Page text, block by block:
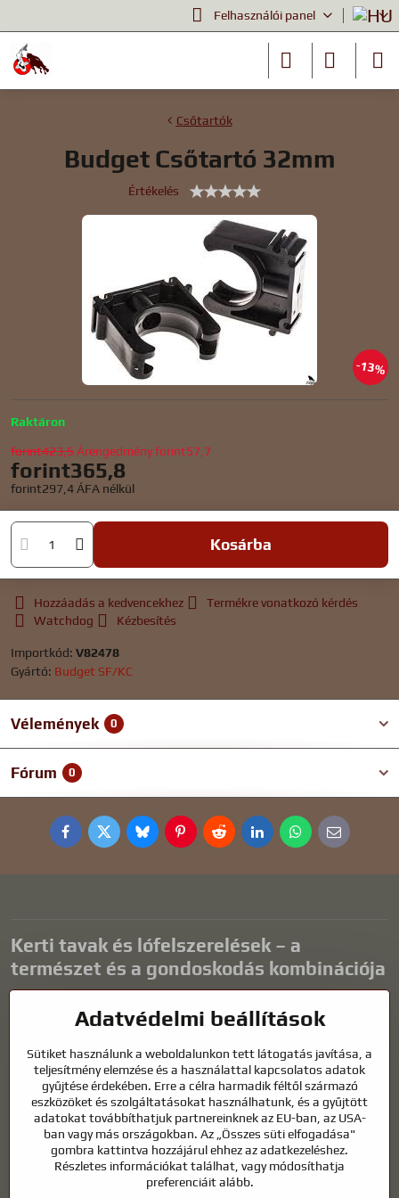
Felhasználói panel
13%
Csőtartók
Budget Csőtartó 32mm
Értékelés
Raktáron
forint423,5 Árengedményforint57,7
forint365,8
forint297,4 ÁFA nélkül
Kosárba
Hozzáadás a kedvencekhez
Termékre vonatkozó kérdés
Watchdog
Kézbesítés
Importkód: V82478
Gyártó: Budget SF/KC
Vélemények 0
Fórum 0
FacebookTwitterBlueskyPinterestRedditLinkedInWhatsApp
E-
mail
Kerti tavak és lófelszerelések – a
természet és a gondoskodás kombinációja
harmonikus környezetet teremtenek a kikapcsolódáshoz és a vízi
karbantartás kulcsfontosságú a tiszta vízhez és az egészséges
tóhoz egész évben. Ugyanilyen fontos az életünk részét képező
állatok gondozása is.
A lovaknak kiváló minőségű lovaglófelszerelésre, megfelelő
táplálkozásra és felelősségteljes gondoskodásra van szükségük
ahhoz, hogy egészségesek, erősek és elégedettek legyenek. Legyen
szó lovasok, tenyésztők vagy természetkedvelők felszereléséről, a cél
Adatvédelmi beállítások
Sütiket használunk a weboldalunkon tett látogatás javítása, a
teljesítmény elemzése és a használattal kapcsolatos adatok
gyűjtése érdekében. Erre a célra harmadik féltől származó
eszközöket és szolgáltatásokat használhatunk, és a gyűjtött
adatokat továbbíthatjuk partnereinknek az EU-ban, az USA-
ban vagy más országokban. Az „Összes süti elfogadása"
gombra kattintva hozzájárul ehhez az adatkezeléshez.
Részletes információkat találhat, vagy módosíthatja
preferenciáit alább.